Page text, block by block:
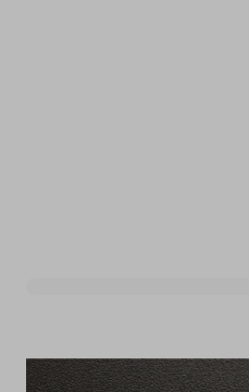
Art. nr. 1301-400G-H